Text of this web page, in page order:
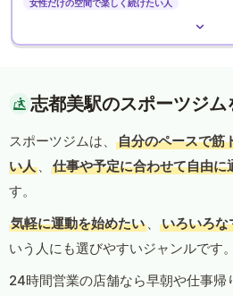
女性だけの空間で楽しく続けたい人
志都美駅のスポーツジム
スポーツジムは、
自分のペースで筋
い人 、 仕事や予定に合わせて自由に
す。
気軽に運動を始めたい 、 いろいろな
いう人にも選びやすいジャンルです。
24時間営業の店舗なら早朝や仕事帰